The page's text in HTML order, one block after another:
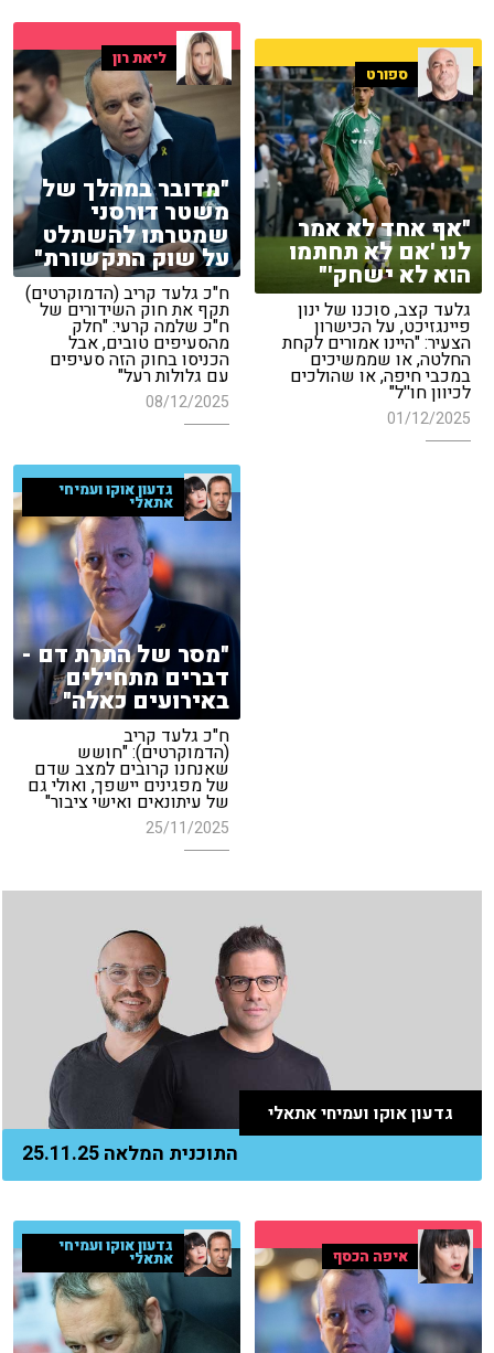
ליאת רון
"מדובר במהלך של
משטר דורסני
שמטרתו להשתלט
על שוק התקשורת"
ח"כ גלעד קריב (הדמוקרטים)
תקף את חוק השידורים של
ח"כ שלמה קרעי: "חלק
מהסעיפים טובים, אבל
הכניסו בחוק הזה סעיפים
עם גלולות רעל"
08/12/2025
ספורט
"אף אחד לא אמר
לנו 'אם לא תחתמו
הוא לא ישחק'"
גלעד קצב, סוכנו של ינון
פיינגזיכט, על הכישרון
הצעיר: "היינו אמורים לקחת
החלטה, או שממשיכים
במכבי חיפה, או שהולכים
לכיוון חו''ל"
01/12/2025
גדעון אוקו ועמיחי
אתאלי
"מסר של התרת דם -
דברים מתחילים
באירועים כאלה"
ח"כ גלעד קריב
(הדמוקרטים): "חושש
שאנחנו קרובים למצב שדם
של מפגינים יישפך, ואולי גם
של עיתונאים ואישי ציבור"
25/11/2025
גדעון אוקו ועמיחי אתאלי
התוכנית המלאה 25.11.25
איפה הכסף גדעון אוקו ועמיחי
אתאלי